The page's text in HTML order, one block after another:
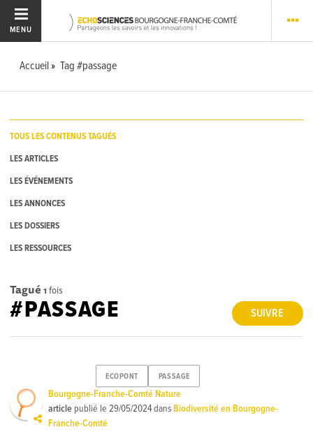
MENU
Accueil Tag #passage
TOUS LES CONTENUS TAGUÉS
LES ARTICLES
LES ÉVÉNEMENTS
LES ANNONCES
LES DOSSIERS
LES RESSOURCES
Tagué 1 fois
SUIVRE
#PASSAGE
ECOPONT PASSAGE
Bourgogne-Franche-Comté Nature
article publié le29/05/2024dansBiodiversité en Bourgogne-
Franche-Comté